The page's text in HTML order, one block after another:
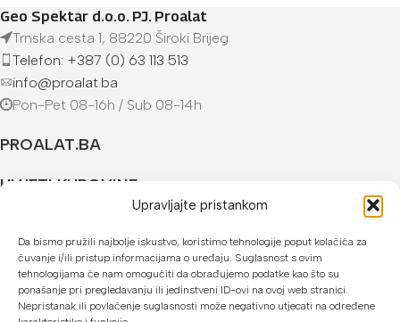
Upravljajte pristankom
Da bismo pružili najbolje iskustvo, koristimo tehnologije poput kolačića za
čuvanje i/ili pristup informacijama o uređaju. Suglasnost s ovim
tehnologijama će nam omogućiti da obrađujemo podatke kao što su
ponašanje pri pregledavanju ili jedinstveni ID-ovi na ovoj web stranici.
Nepristanak ili povlačenje suglasnosti može negativno utjecati na određene
Geo Spektar d.o.o. PJ. Proalat
Trnska cesta 1, 88220 Široki Brijeg
Telefon: +387 (0) 63 113 513
info@proalat.ba
Pon-Pet 08-16h / Sub 08-14h
PROALAT.BA
UVJETI KUPOVINE
U našoj web trgovini možete platiti:
Kreditnim karticama jednokratno ili do 24 rate